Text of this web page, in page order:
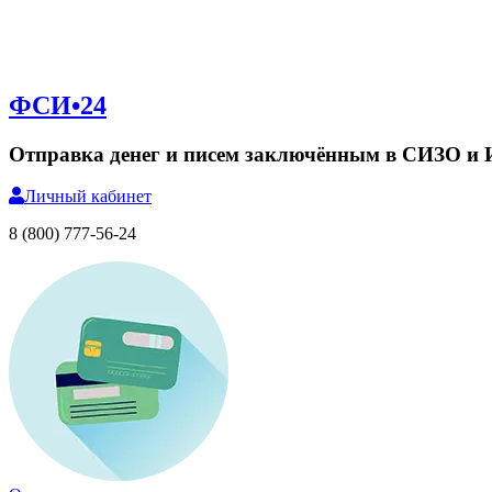
ФСИ•24
Отправка денег и писем заключённым в СИЗО и
Личный кабинет
8 (800) 777-56-24